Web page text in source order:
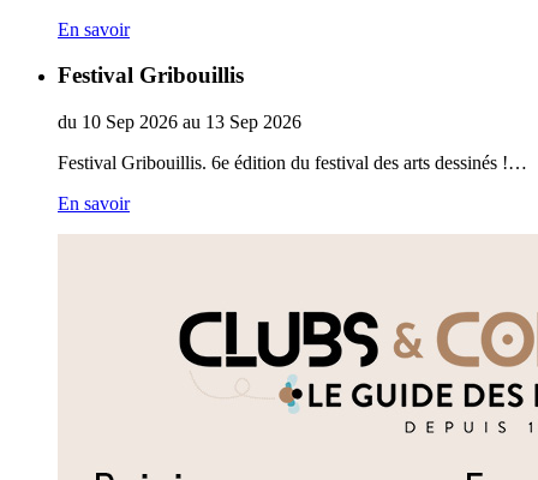
En savoir
Festival Gribouillis
du 10 Sep 2026 au 13 Sep 2026
Festival Gribouillis. 6e édition du festival des arts dessinés !…
En savoir